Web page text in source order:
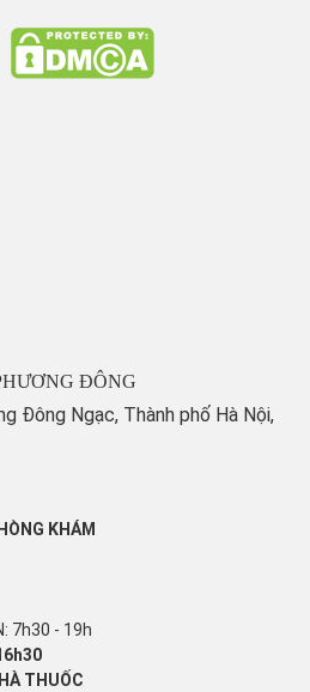
ĐÔNG
Đông Ngạc, Thành phố Hà Nội,
KHÁM
7h30 - 19h
THUỐC